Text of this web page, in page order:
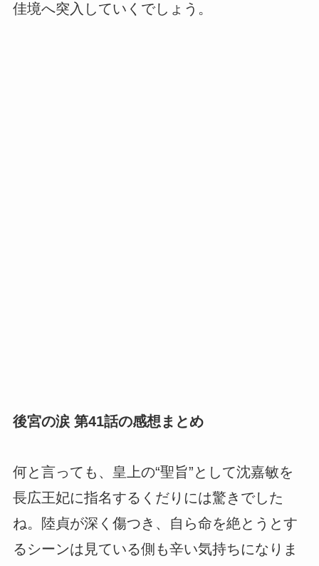
佳境へ突入していくでしょう。
後宮の涙 第41話の感想まとめ
何と言っても、皇上の“聖旨”として沈嘉敏を
長広王妃に指名するくだりには驚きでした
ね。陸貞が深く傷つき、自ら命を絶とうとす
るシーンは見ている側も辛い気持ちになりま